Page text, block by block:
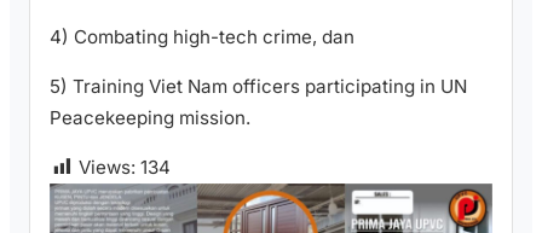
4) Combating high-tech crime, dan
5) Training Viet Nam officers participating in UN
Peacekeeping mission.
Views: 134